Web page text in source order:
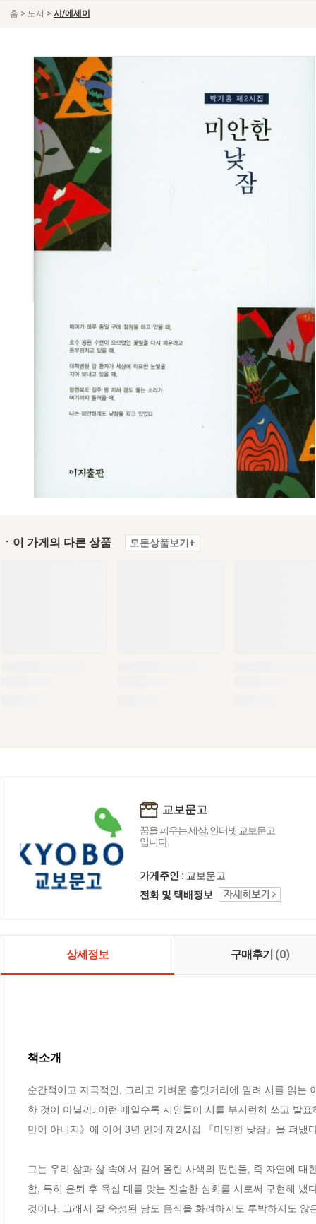
홈 > 도서 > 시/에세이
ㆍ이 가게의 다른 상품 모든상품보기+
교보문고
꿈을 피우는 세상, 인터넷 교보문고
입니다.
가게주인 : 교보문고
전화 및 택배정보
상세정보 구매후기 (0)
책소개
순간적이고 자극적인, 그리고 가벼운 흥밋거리에 밀려 시를 읽는
한 것이 아닐까. 이런 때일수록 시인들이 시를 부지런히 쓰고 발
만이 아니지》에 이어 3년 만에 제2시집 『미안한 낮잠』을 펴냈
그는 우리 삶과 삶 속에서 길어 올린 사색의 편린들, 즉 자연에
함, 특히 은퇴 후 육십 대를 맞는 진솔한 심회를 시로써 구현해
것이다. 그래서 잘 숙성된 남도 음식을 화려하지도 투박하지도